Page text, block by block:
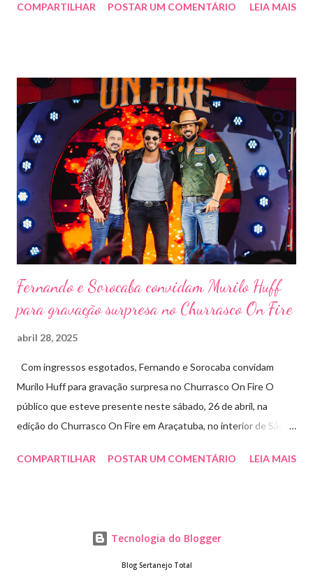
outras atrações. Esta edição da festa, que ocupa lugar de
requisitados pelos organizadores de eventos em todo o país.
Pela segunda vez, a organização do evento está a cargo da
Marini Eventos — empresa com ampla experiência na promoção
de grandes festivais pelo Brasil, como a retomada da FAPIL
(Feira Agropecuária e Industrial de Leme) no ano passado. O
Pontal Rodeo Music reforça mais uma vez seu compromisso
social: os ingressos poderão ser trocados por 1 kg de alimento
não perecível. Toda a arr...
COMPARTILHAR POSTAR UM COMENTÁRIO LEIA MAIS
Fernando e Sorocaba convidam Murilo Huff
para gravação surpresa no Churrasco On Fire
abril 28, 2025
Com ingressos esgotados, Fernando e Sorocaba convidam
Murilo Huff para gravação surpresa no Churrasco On Fire O
público que esteve presente neste sábado, 26 de abril, na
edição do Churrasco On Fire em Araçatuba, no interior de São
Huff subiu ao palco de surpresa para gravar duas faixas ao lado
Fire. Murilo gravou ao lado de Fernando e Sorocaba a inédita “Já
Vai Sabendo” e uma releitura do sucesso “O Que Cê Vai Fazer” ,
COMPARTILHAR POSTAR UM COMENTÁRIO LEIA MAIS
Tecnologia do Blogger
Blog Sertanejo Total